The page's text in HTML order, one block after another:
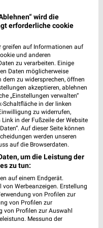
3 Prospekte
im Vita-Center
22
|
Geschlossen
2 Prospekte
4
| Geschlossen
wird die
erforderliche cookie
greifen auf Informationen auf
und anderen
zu verarbeiten. Einige
Daten möglicherweise
zu widersprechen, öffnen
akzeptieren, ablehnen
„Einstellungen verwalten“
Schaltfläche in der linken
zu widerrufen,
in der Fußzeile der Website
Auf dieser Seite können
werden unseren
auf die Browserdaten.
um die Leistung der
zu tun:
auf einem Endgerät.
Werbeanzeigen. Erstellung
von Profilen zur
von Profilen zur
von Profilen zur Auswahl
Messung der